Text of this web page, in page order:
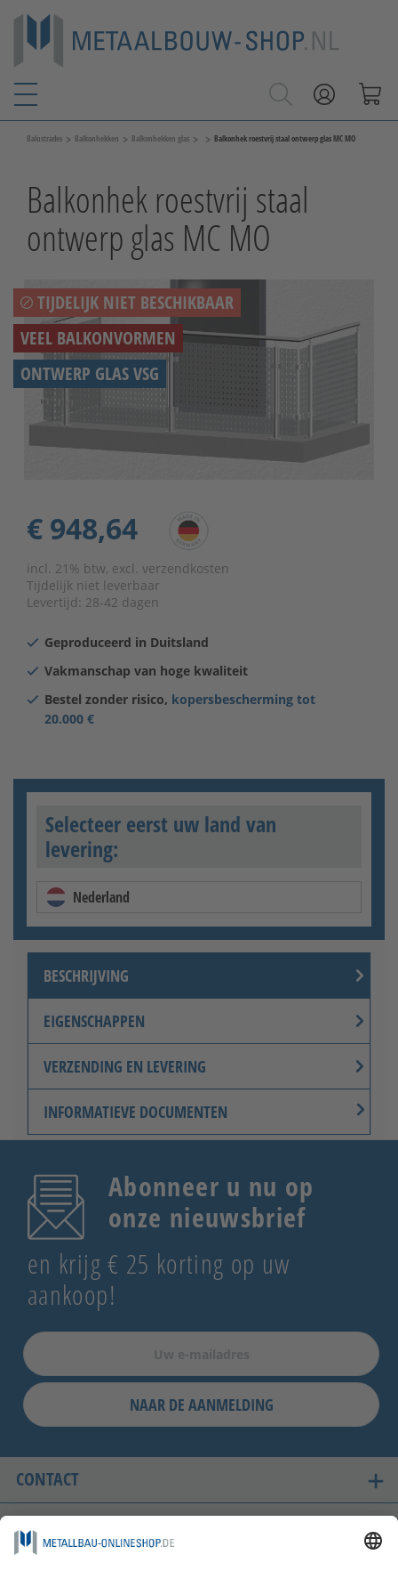
Balustrades > Balkonhekken > Balkonhekken glas > > Balkonhek roestvrij staal ontwerp glas MC MO
Balkonhek roestvrij staal
ontwerp glas MC MO
TIJDELIJK NIET BESCHIKBAAR
VEEL BALKONVORMEN
ONTWERP GLAS VSG
€ 948,64
incl. 21% btw, excl. verzendkosten
Tijdelijk niet leverbaar
Levertijd: 28-42 dagen
Geproduceerd in Duitsland
Vakmanschap van hoge kwaliteit
Bestel zonder risico, kopersbescherming tot
20.000 €
Selecteer eerst uw land van
levering:
Nederland
BESCHRIJVING
EIGENSCHAPPEN
VERZENDING EN LEVERING
INFORMATIEVE DOCUMENTEN
Abonneer u nu op
onze nieuwsbrief
en krijg € 25 korting op uw
aankoop!
NAAR DE AANMELDING
CONTACT
ONZE LANDEN VAN LEVERING